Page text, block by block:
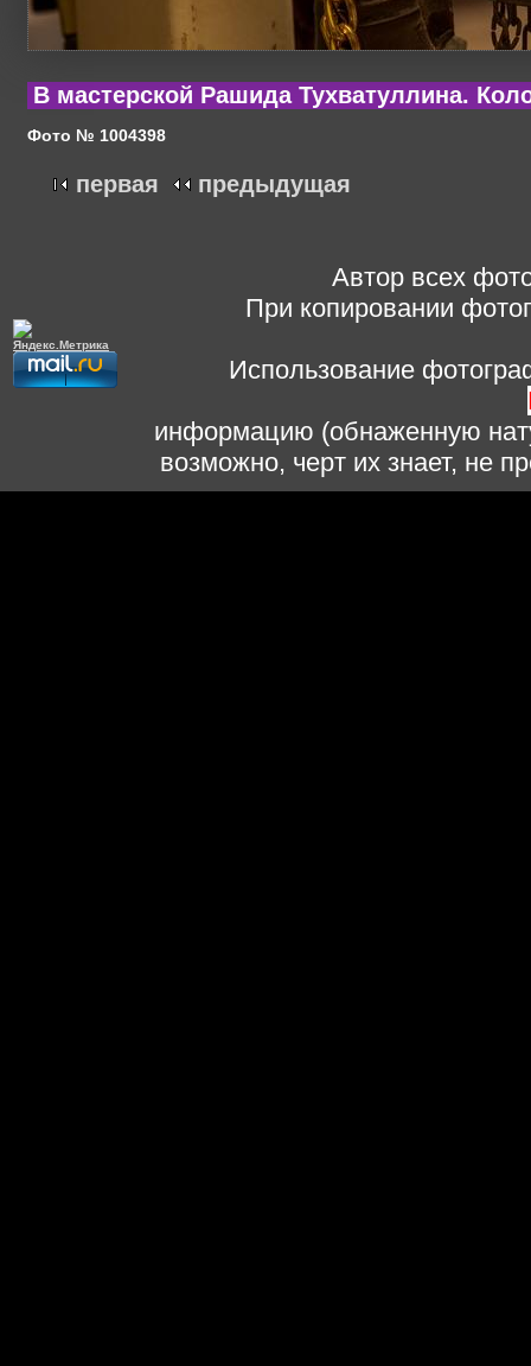
В мастерской Рашида Тухватуллина.
Фото № 1004398
первая предыдущая
Автор всех
При копировании
Использование
информацию (обнаженную
возможно, черт их знает, не